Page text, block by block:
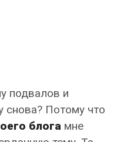
подвалов и
снова? Потому что
блога мне